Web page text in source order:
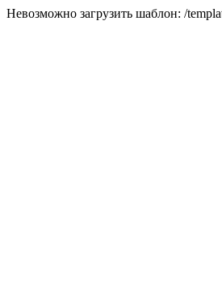
Невозможно загрузить шаблон: /